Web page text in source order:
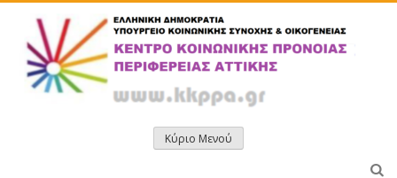
περιεχόμενο
Κύριο Μενού